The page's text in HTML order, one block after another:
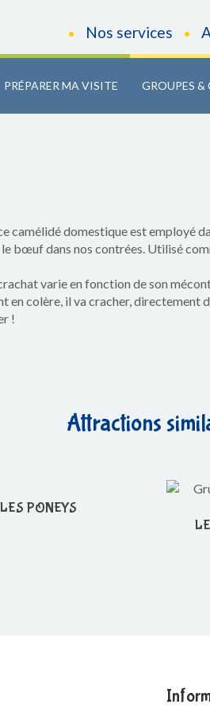
• Nos services •
PRÉPARER MA VISITE GROUPES &
camélidé domestique est employé
bœuf dans nos contrées. Utilisé
varie en fonction de son
en colère, il va cracher,
!
Attractions
LES PONEYS